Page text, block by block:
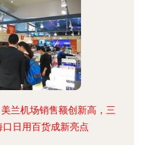
兰机场销售额创新高，三
日用百货成新亮点